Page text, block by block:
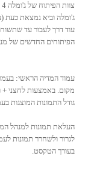
עוד דרך לעבור עד
הפיתוחים החדשים של
עמוד המדיה הראשי:
מקום. באמצעות לחצני +
גודל התמונות המוצגות
העלאת תמונות למנהל
לגרור ולשחרר תמונות
בעורך הטקסט.